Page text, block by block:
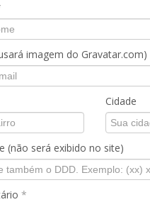
imagem do Gravatar.com)
Cidade
(não será exibido no site)
*